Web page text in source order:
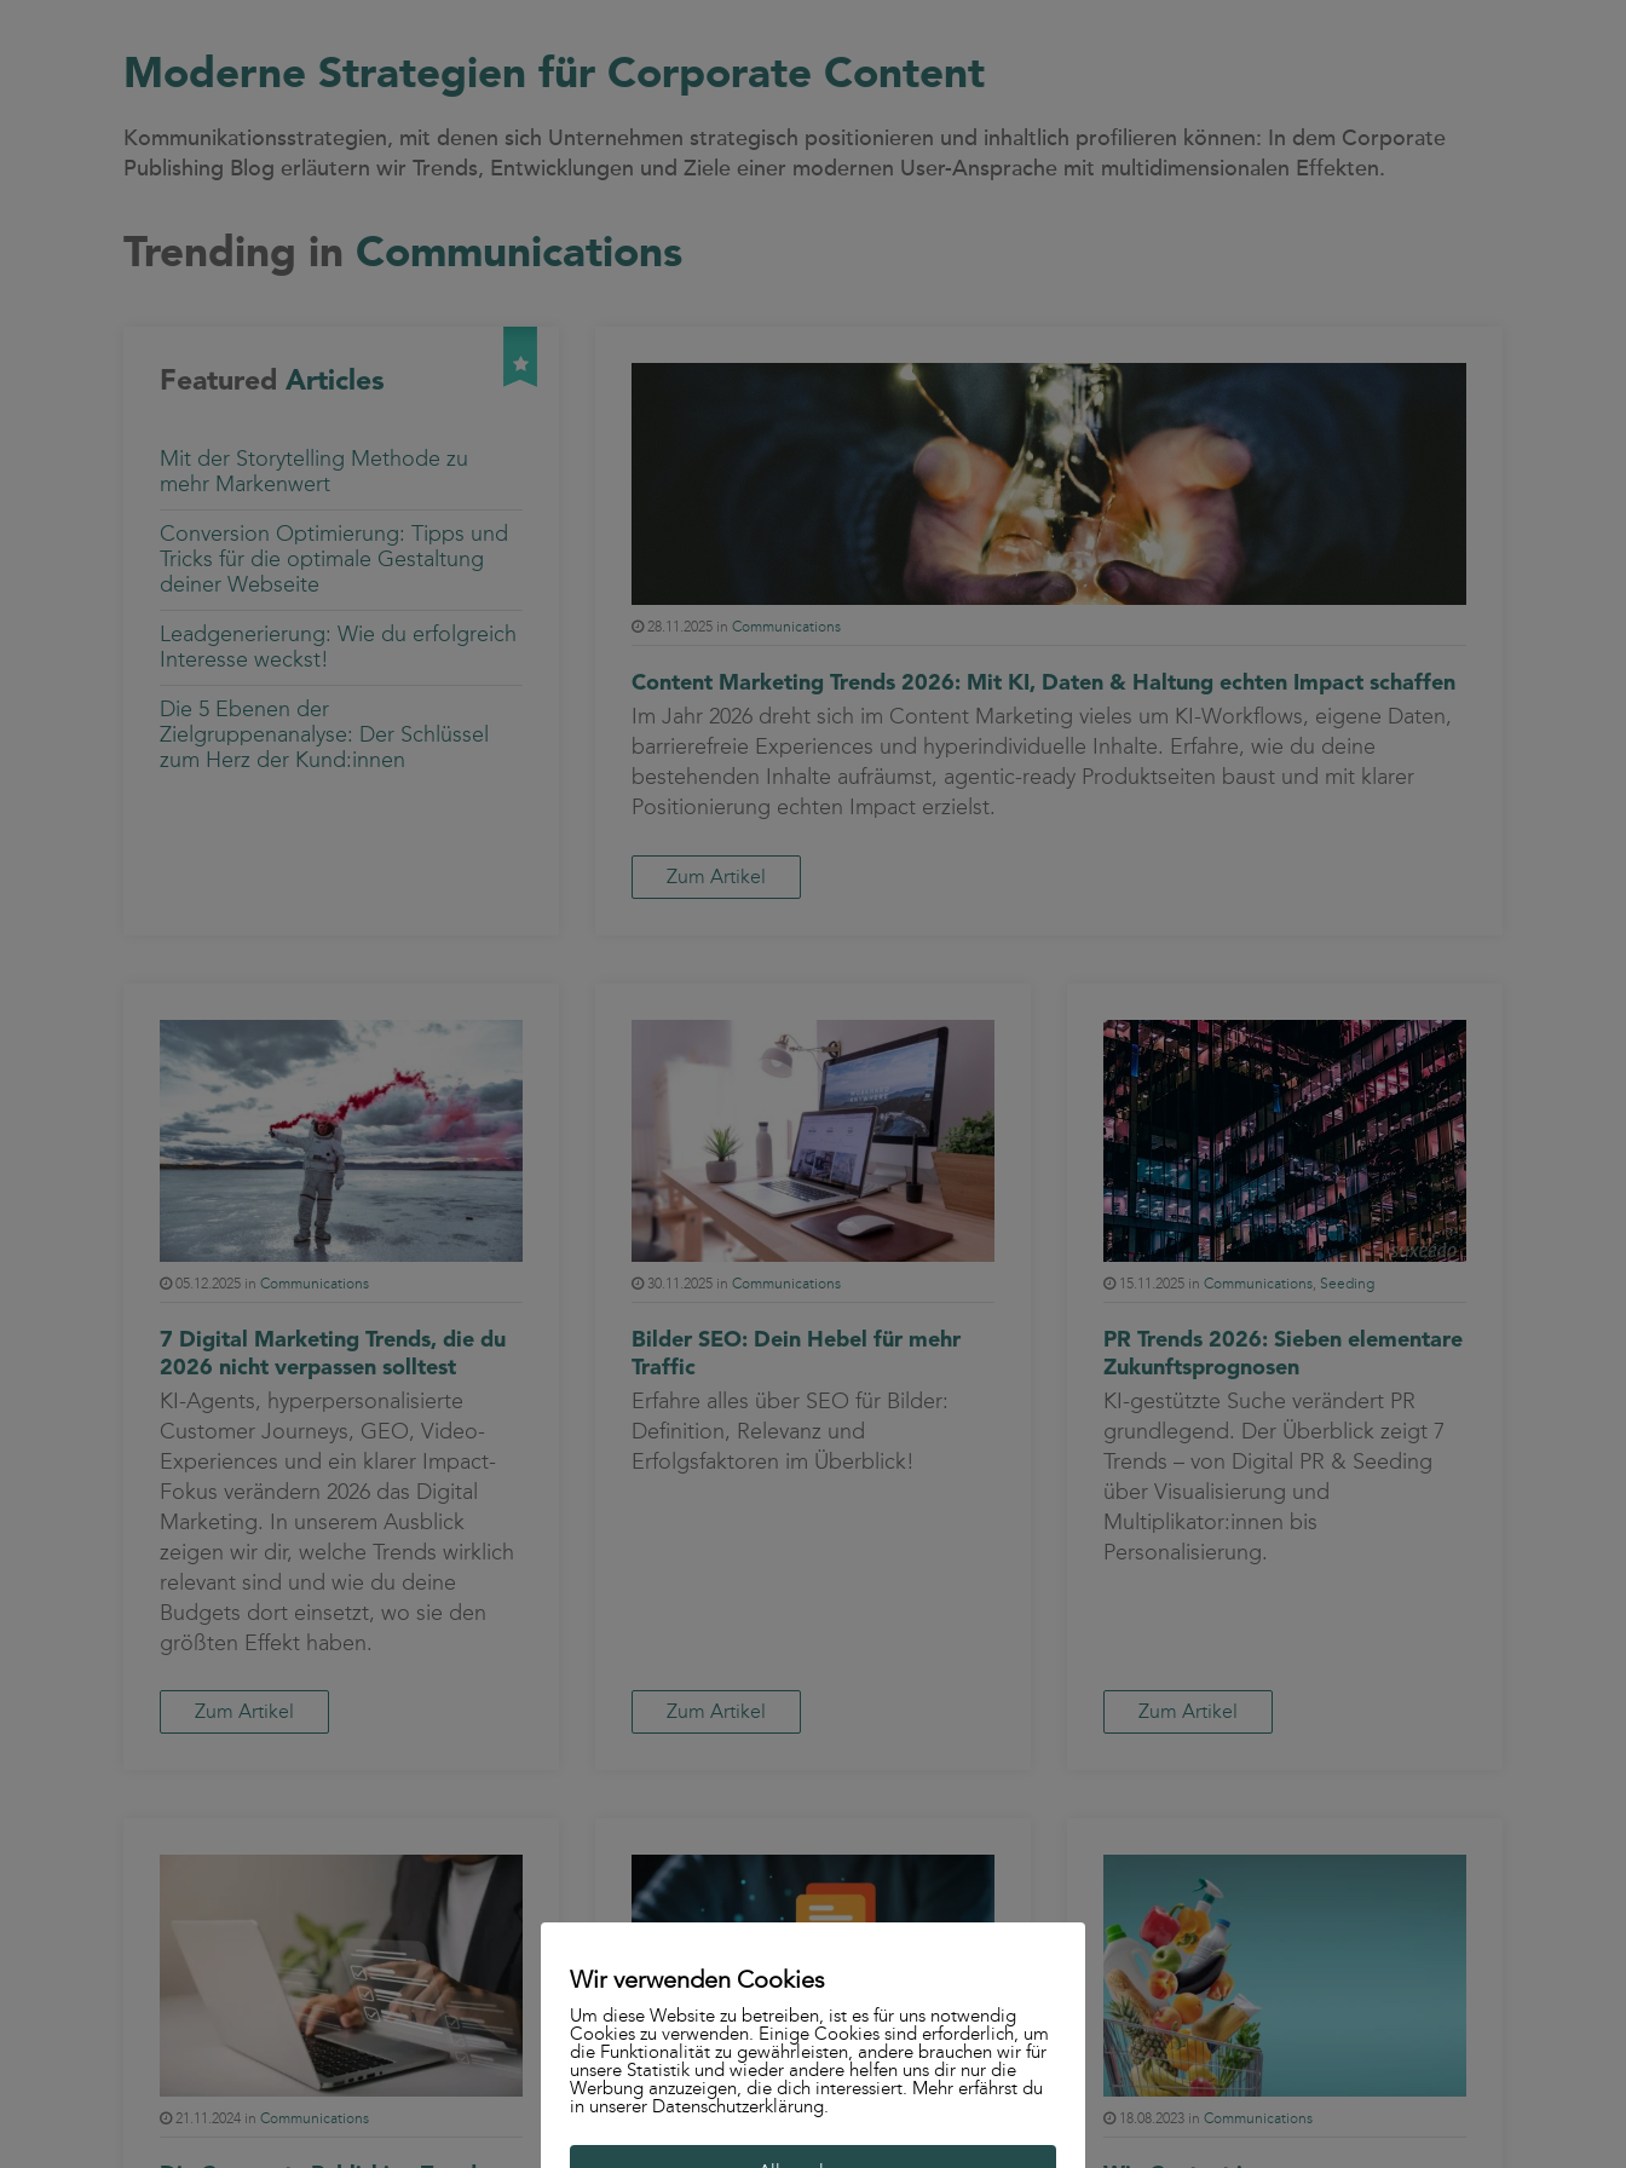
Moderne Strategien für Corporate Content
Kommunikationsstrategien, mit denen sich Unternehmen strategisch positionieren und inhaltlich profilieren können: In dem Corporate
Publishing Blog erläutern wir Trends, Entwicklungen und Ziele einer modernen User-Ansprache mit multidimensionalen Effekten.
Trending in Communications
Featured Articles
Mit der Storytelling Methode zu
mehr Markenwert
Conversion Optimierung: Tipps und
Tricks für die optimale Gestaltung
deiner Webseite
Leadgenerierung: Wie du erfolgreich
Interesse weckst!
Die 5 Ebenen der
Zielgruppenanalyse: Der Schlüssel
zum Herz der Kund:innen
28.11.2025 in Communications
Content Marketing Trends 2026: Mit KI, Daten & Haltung echten Impact schaffen
Im Jahr 2026 dreht sich im Content Marketing vieles um KI-Workflows, eigene Daten,
barrierefreie Experiences und hyperindividuelle Inhalte. Erfahre, wie du deine
bestehenden Inhalte aufräumst, agentic-ready Produktseiten baust und mit klarer
Positionierung echten Impact erzielst.
Zum Artikel
05.12.2025 in Communications
7 Digital Marketing Trends, die du
2026 nicht verpassen solltest
KI-Agents, hyperpersonalisierte
Customer Journeys, GEO, Video-
Experiences und ein klarer Impact-
Fokus verändern 2026 das Digital
Marketing. In unserem Ausblick
zeigen wir dir, welche Trends wirklich
relevant sind und wie du deine
Budgets dort einsetzt, wo sie den
größten Effekt haben.
Zum Artikel
30.11.2025 in Communications
Bilder SEO: Dein Hebel für mehr
Traffic
Erfahre alles über SEO für Bilder:
Definition, Relevanz und
Erfolgsfaktoren im Überblick!
Zum Artikel
15.11.2025 in Communications Seeding
PR Trends 2026: Sieben elementare
Zukunftsprognosen
KI-gestützte Suche verändert PR
grundlegend. Der Überblick zeigt 7
Trends – von Digital PR & Seeding
über Visualisierung und
Multiplikator:innen bis
Personalisierung.
Zum Artikel
21.11.2024 in Communications Communications 18.08.2023 in Communications
Wir verwenden Cookies
Um diese Website zu betreiben, ist es für uns notwendig
Cookies zu verwenden. Einige Cookies sind erforderlich, um
die Funktionalität zu gewährleisten, andere brauchen wir für
unsere Statistik und wieder andere helfen uns dir nur die
Werbung anzuzeigen, die dich interessiert. Mehr erfährst du
in unserer Datenschutzerklärung.